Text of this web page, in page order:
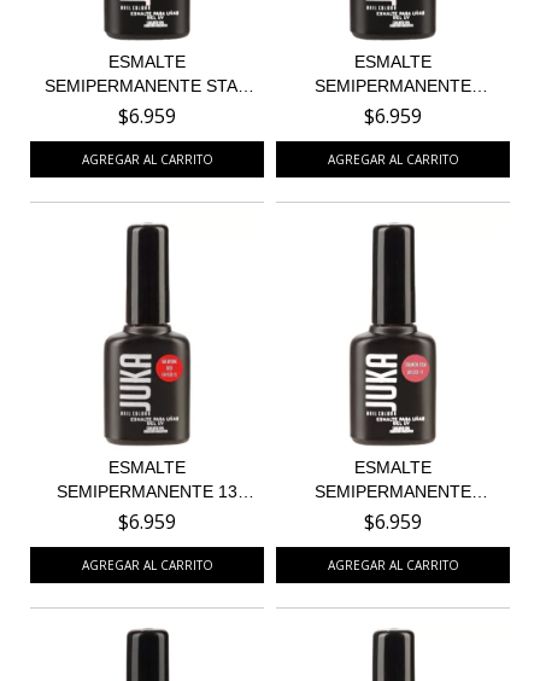
ESMALTE
SEMIPERMANENTE STAR
SHOWER 30
$6.959
ESMALTE
SEMIPERMANENTE
WASABI 28
$6.959
ESMALTE
SEMIPERMANENTE 13
VALENTINE RED
$6.959
ESMALTE
SEMIPERMANENTE
SALMON FISH 71
$6.959